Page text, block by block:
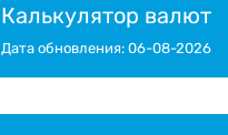
Калькулятор валют
Дата обновления: 06-08-2026